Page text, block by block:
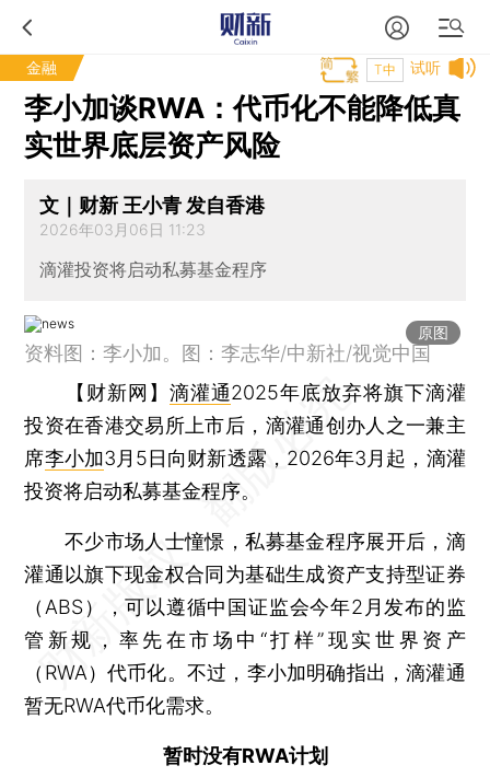
金融 试听
T中
李小加谈RWA：代币化不能降低真
实世界底层资产风险
文｜财新 王小青 发自香港
2026年03月06日 11:23
滴灌投资将启动私募基金程序
原图
资料图：李小加。图：李志华/中新社/视觉中国
【财新网】 滴灌通2025年底放弃将旗下滴灌
投资在香港交易所上市后，滴灌通创办人之一兼主
席李小加3月5日向财新透露，2026年3月起，滴灌
投资将启动私募基金程序。
不少市场人士憧憬，私募基金程序展开后，滴
灌通以旗下现金权合同为基础生成资产支持型证券
（ABS），可以遵循中国证监会今年2月发布的监
管新规，率先在市场中“打样”现实世界资产
（RWA）代币化。不过，李小加明确指出，滴灌通
暂无RWA代币化需求。
暂时没有RWA计划